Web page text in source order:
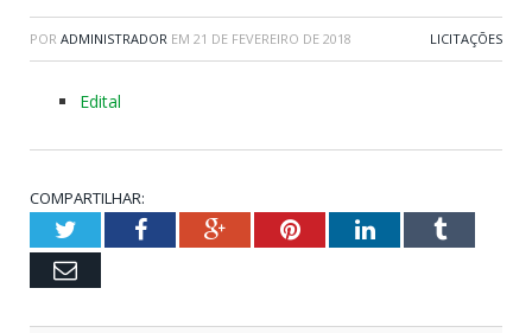
POR ADMINISTRADOR EM 21 DE FEVEREIRO DE 2018 LICITAÇÕES
Edital
COMPARTILHAR:
TwitterFacebookGoogle+PinterestLinkedInTumblr
Email